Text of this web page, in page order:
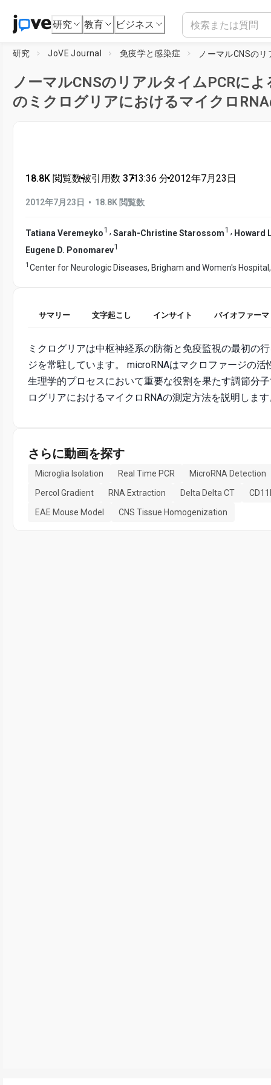
研究 教育 ビジネス
研究 JoVE Journal 免疫学と感染症
ノーマルCNSのリアルタイムPCRに
のミクログリアにおけるマイクロ
18.8K 閲覧数•被引用数 37•13:36 分•2012年7月23日
2012年7月23日 • 18.8K 閲覧数
Tatiana Veremeyko1 , Sarah-Christine Starossom1 , Howard
Eugene D. Ponomarev1
1 Center for Neurologic Diseases, Brigham and Women's
サマリー 文字起こし インサイト バイオファー
ミクログリアは中枢神経系の防衛と免疫監視の最初の
ジを常駐しています。 microRNAはマクロファージの
生理学的プロセスにおいて重要な役割を果たす調節分
ログリアにおけるマイクロRNAの測定方法を説明しま
さらに動画を探す
Microglia Isolation Real Time PCR
MicroRNA Detection
Percol Gradient
RNA Extraction Delta Delta CT
EAE Mouse Model
CNS Tissue Homogenization